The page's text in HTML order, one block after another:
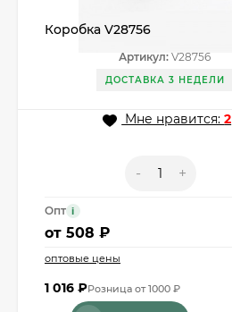
Коробка V28756
Артикул: V28756
ДОСТАВКА 3 НЕДЕЛИ
Мне нравится:2
- +
Опт i
от 508 ₽
оптовые цены
1 016 ₽Розница от 1000 ₽